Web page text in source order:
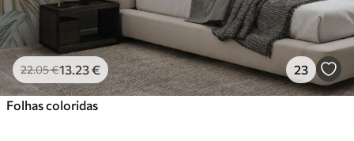
22.05€13 .23€ 23
Folhas coloridas